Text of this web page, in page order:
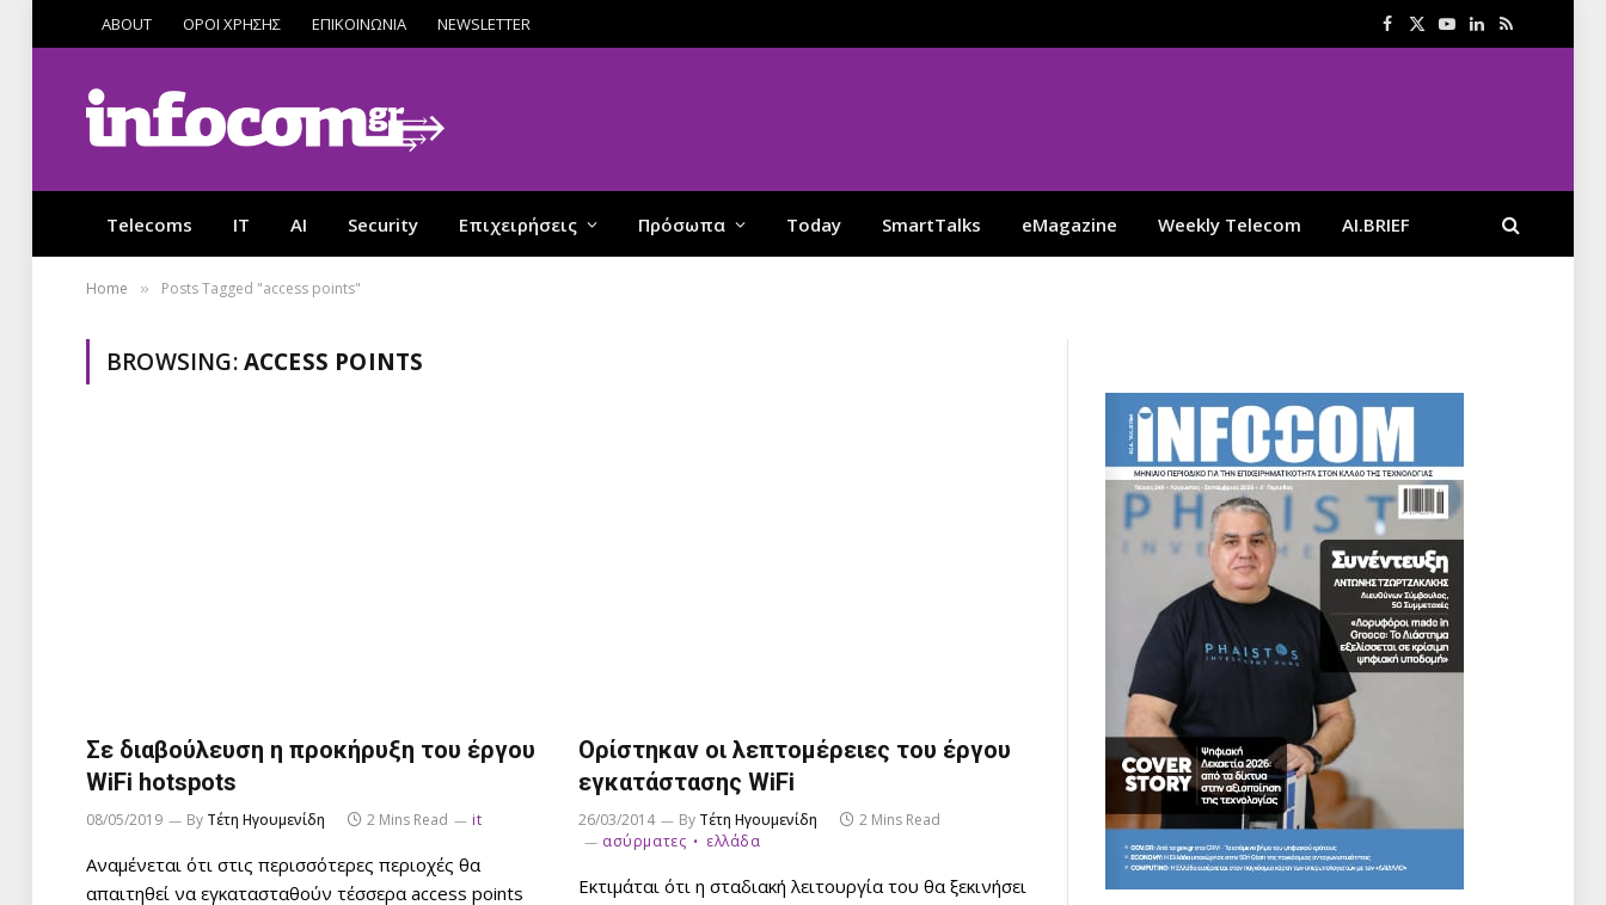
ABOUT ΟΡΟΙ ΧΡΗΣΗΣ ΕΠΙΚΟΙΝΩΝΙΑ NEWSLETTER Facebook
X
YouTube
LinkedIn
RSS
Telecoms IT AI Security Επιχειρήσεις Πρόσωπα Today SmartTalks eMagazine Weekly Telecom AI.BRIEF
Home » Posts Tagged "access points"
BROWSING:ACCESS POINTS
Σε διαβούλευση η προκήρυξη του έργου
WiFi hotspots
08/05/2019 By Τέτη Ηγουμενίδη 2 Mins Read it
Αναμένεται ότι στις περισσότερες περιοχές θα
απαιτηθεί να εγκατασταθούν τέσσερα access points
Ορίστηκαν οι λεπτομέρειες του έργου
εγκατάστασης WiFi
26/03/2014 By Τέτη Ηγουμενίδη
2 Mins Read
ασύρματες
ελλάδα
Εκτιμάται ότι η σταδιακή λειτουργία του θα ξεκινήσει